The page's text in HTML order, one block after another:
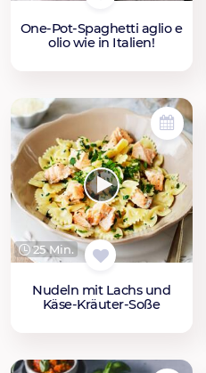
One-Pot-Spaghetti aglio e
olio wie in Italien!
25 Min.
Nudeln mit Lachs und
Käse-Kräuter-Soße